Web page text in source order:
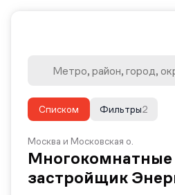
Списком 2
Фильтры
Москва и Московская о.
Многокомнатные
застройщик